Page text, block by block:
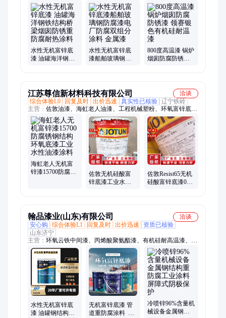
漆、水性工业漆、防腐涂料、环氧地坪漆、氯化橡胶漆
水性无机富锌底
漆 油罐海洋钢铁
水性无机富锌底
漆船舶玻璃钢防
800度高温漆 锅炉
烟囱防腐防锈漆
江苏尊信新材料科技有限公司
洽谈
综合体验L0
回复及时 出价迅速 真实性已核验 辽宁铁岭
主营： 佐敦油漆、海虹老人油漆、工程机械塑粉、环氧富锌底
漆、防火涂料、环氧云铁中间漆、钢结构油漆、丙烯酸聚氨酯面
漆、氟碳漆、淮海牌油漆
海虹老人无机富
锌漆15700防腐锈
佐敦无机硅酸富
锌底漆工业水性
佐敦Resist65无机
硅酸富锌底漆0D8
翰品漆业(山东)有限公司
洽谈
安心购
综合体验L1 回复及时 出价迅速
资质已核验
山东济宁
主营： 环氧云铁中间漆、丙烯酸聚氨酯漆、有机硅耐高温漆、环
氧富锌底漆、氟碳漆
水性无机富锌底
漆 油罐钢结构重
无机富锌底漆 管
道重防腐涂料 翰
冷喷锌96%含量机
械设备金属钢结